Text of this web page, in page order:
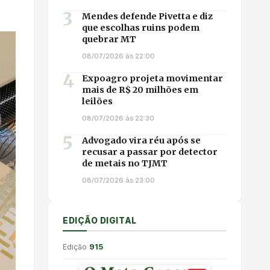
3
Mendes defende Pivetta e diz
que escolhas ruins podem
quebrar MT
08/07/2026 às 22:00
4
Expoagro projeta movimentar
mais de R$ 20 milhões em
leilões
08/07/2026 às 22:30
5
Advogado vira réu após se
recusar a passar por detector
de metais no TJMT
08/07/2026 às 23:00
EDIÇÃO DIGITAL
Edição 915